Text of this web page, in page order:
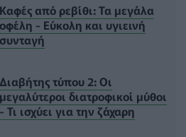
Καφές από ρεβίθι: Τα μεγάλα
οφέλη - Εύκολη και υγιεινή
συνταγή
Διαβήτης τύπου 2: Οι
μεγαλύτεροι διατροφικoί μύθοι
- Τι ισχύει για την ζάχαρη